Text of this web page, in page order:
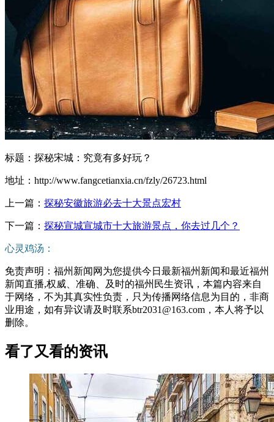
标题：探秘宋城：究竟有多好玩？
地址：http://www.fangcetianxia.cn/fzly/26723.html
上一篇： 探秘安徽旅游必去十大景点宏村
下一篇： 探秘宣城宣城市十大旅游景点，你去过几个？
心灵鸡汤：
免责声明：福州新闻网为您提供今日最新福州新闻和最近福州
新闻直播,权威、准确、及时的福州民生资讯，本篇内容来自
于网络，不为其真实性负责，只为传播网络信息为目的，非商
业用途，如有异议请及时联系btr2031@163.com，本人将予以
删除。
看了又看的资讯